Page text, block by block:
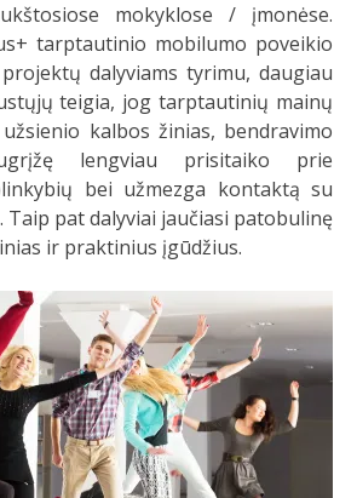
mokyklose / įmonėse.
tarptautinio mobilumo poveikio
dalyviams tyrimu, daugiau
teigia, jog tarptautinių mainų
kalbos žinias, bendravimo
lengviau prisitaiko prie
bei užmezga kontaktą su
Taip pat dalyviai jaučiasi patobulinę
ir praktinius įgūdžius.